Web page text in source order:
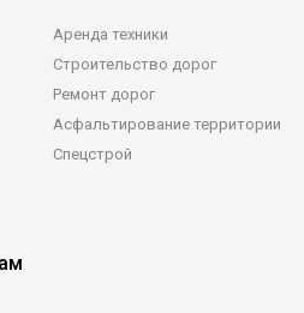
Аренда техники
Строительство дорог
Ремонт дорог
Асфальтирование территории
Спецстрой